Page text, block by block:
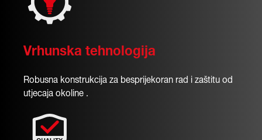
Vrhunska tehnologija
Robusna konstrukcija za besprijekoran rad i zaštitu od
utjecaja okoline .